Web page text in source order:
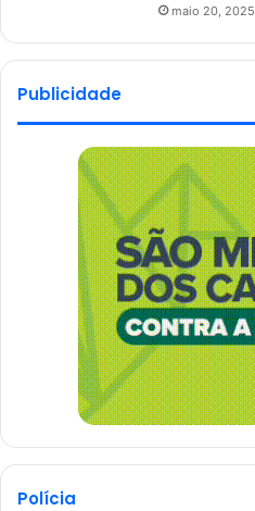
maio 20, 2025
Publicidade
Polícia